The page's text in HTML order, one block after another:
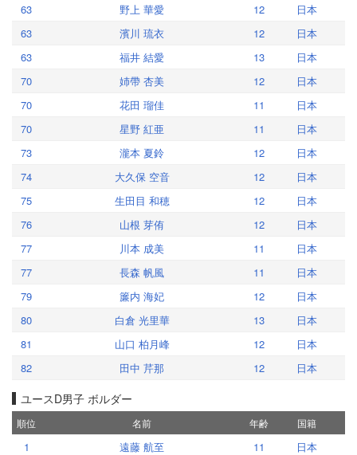
63
野上 華愛 12
日本
63
濱川 琉衣 12
日本
63
福井 結愛 13
日本
70
姉帶 杏美 12
日本
70
花田 瑠佳 11
日本
70
星野 紅亜 11
日本
73
瀧本 夏鈴 12
日本
74
大久保 空音 12
日本
75
生田目 和穂 12
日本
76
山根 芽侑 12
日本
77
川本 成美 11
日本
77
長森 帆風 11
日本
79
簾内 海妃 12
日本
80
白倉 光里華 13
日本
81
山口 柏月峰 12
日本
82
田中 芹那 12 日本
ユースD男子 ボルダー
順位 名前 年齢 国籍
1 遠藤 航至 11
日本